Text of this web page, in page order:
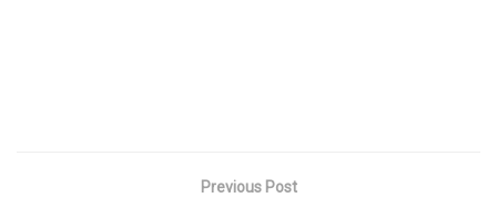
Previous Post